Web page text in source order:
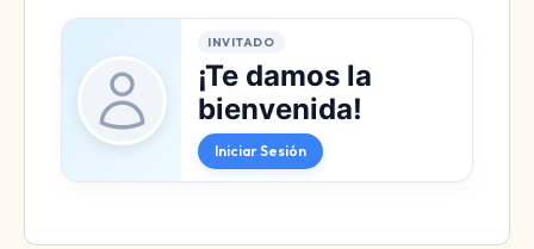
INVITADO
¡Te damos la
bienvenida!
Iniciar Sesión